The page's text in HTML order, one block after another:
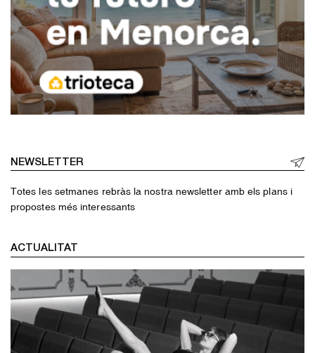
NEWSLETTER
Totes les setmanes rebràs la nostra newsletter amb els plans i
propostes més interessants
ACTUALITAT